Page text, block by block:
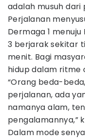
adalah musuh dari
Perjalanan
Dermaga 1
3 berjarak sekitar
menit. Bagi
hidup dalam ritme
“Orang beda-
perjalanan, ada
namanya alam,
pengalamannya,”
Dalam mode